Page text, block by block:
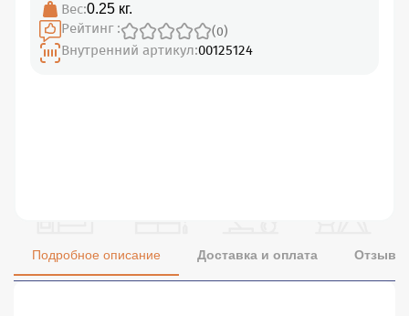
Вес:0.25 кг.
Рейтинг : (0)
Внутренний артикул:00125124
Подробное описание Доставка и оплата Отзывы